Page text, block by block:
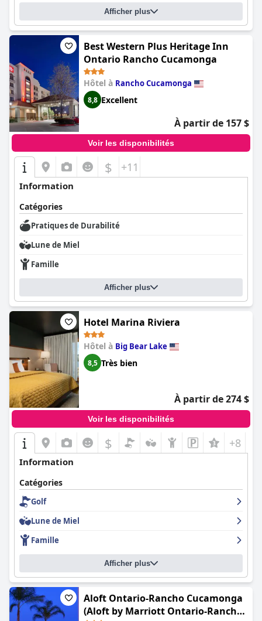
Afficher plus
Best Western Plus Heritage Inn
Ontario Rancho Cucamonga
Hôtel à Rancho Cucamonga
8,8 Excellent
À partir de 157 $
Voir les disponibilités
$ +11
Information
Catégories
Pratiques de Durabilité
Lune de Miel
Famille
Afficher plus
Hotel Marina Riviera
Hôtel à Big Bear Lake
8,5 Très bien
À partir de 274 $
Voir les disponibilités
$ +8
Information
Catégories
Golf
Lune de Miel
Famille
Afficher plus
Aloft Ontario-Rancho Cucamonga
(Aloft by Marriott Ontario-Rancho